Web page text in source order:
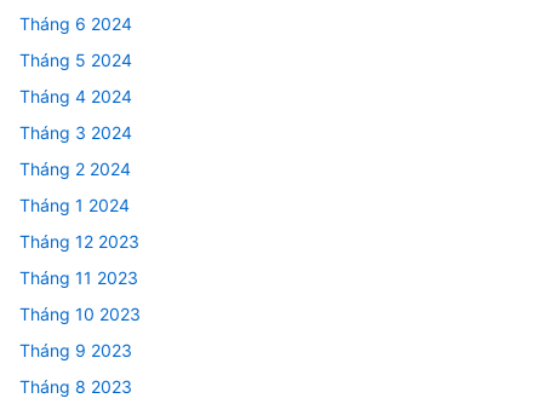
Tháng 6 2024
Tháng 5 2024
Tháng 4 2024
Tháng 3 2024
Tháng 2 2024
Tháng 1 2024
Tháng 12 2023
Tháng 11 2023
Tháng 10 2023
Tháng 9 2023
Tháng 8 2023